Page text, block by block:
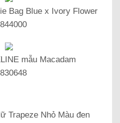
Bag Blue x Ivory Flower
mẫu Macadam
Trapeze Nhỏ Màu đen